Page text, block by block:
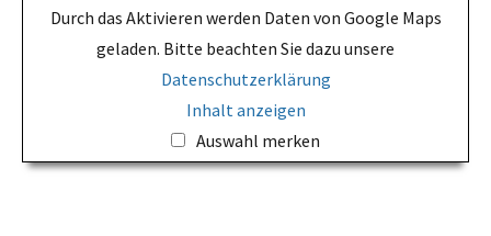
Durch das Aktivieren werden Daten von Google Maps
geladen. Bitte beachten Sie dazu unsere
Datenschutzerklärung
Inhalt anzeigen
Auswahl merken